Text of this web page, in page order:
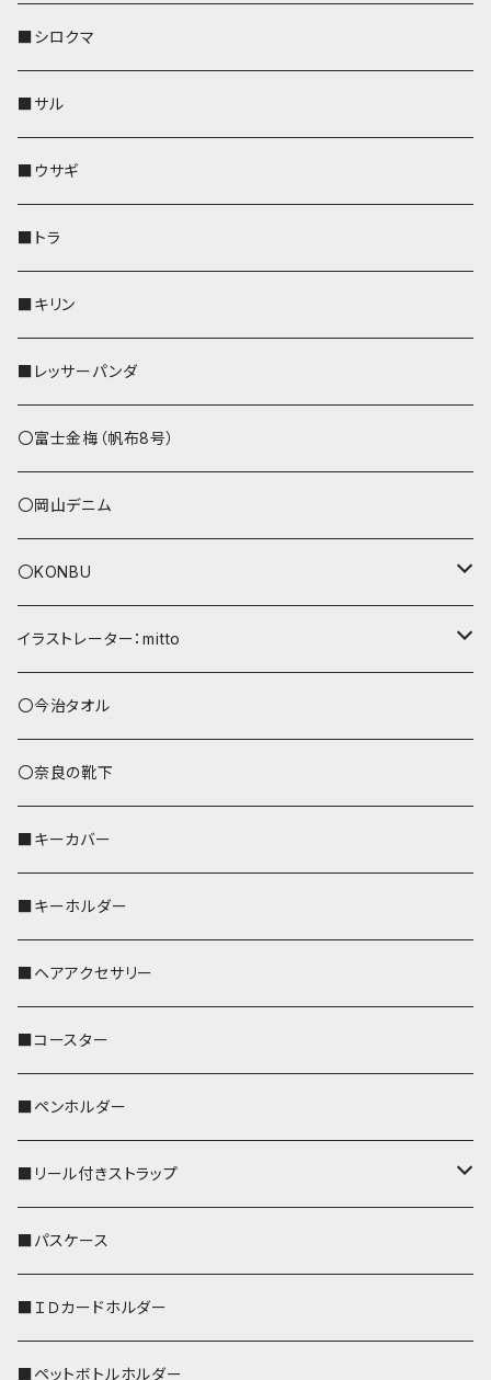
その他
財布
靴下・ミニタオル
その他
財布
その他
財布
靴下・ミニタオル
その他
ペットボトルホルダー
ペンホルダー
靴下・ミニタオル
財布
その他
AppleWatchバンド
財布
その他
名刺入れ・カードケース
AppleWatchバンド
財布
IDカードケース
ペットボトルホルダー
その他
リール付きストラップ
リールのみ
ストラップ付
AppleWatchバンド
メガネケース
財布
リール付きストラップ
リールのみ
ストラップ付
ペットボトルホルダー
キーケース
ペンホルダー
AppleWatchバンド
L字ファスナー財布
その他
名刺入れ
財布
Apple Watchバンド
■シロクマ
■サル
■ウサギ
■トラ
■キリン
■レッサーパンダ
〇富士金梅（帆布8号）
〇岡山デニム
〇KONBU
ショルダーバッグ
あずまバッグ
トートバッグ（L）
バッグインバッグ
イラストレーター：mitto
シマエナガ
ハシビロコウ
オカメインコ
歌うオカメちゃん
おかめ３兄弟
セキセイインコ
文鳥
鹿
ペンギン
〇今治タオル
〇奈良の靴下
■キーカバー
■キーホルダー
■ヘアアクセサリー
■コースター
■ペンホルダー
■リール付きストラップ
リールのみ
ストラップ付
■パスケース
■ＩＤカードホルダー
■ペットボトルホルダー